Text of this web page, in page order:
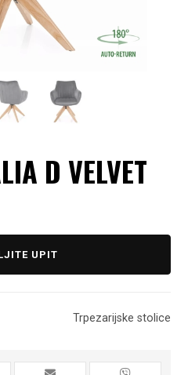
D VELVET
UPIT
Trpezarijske stolice